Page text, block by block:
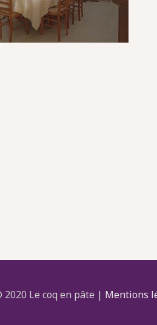
Le coq en pâte | Mentions